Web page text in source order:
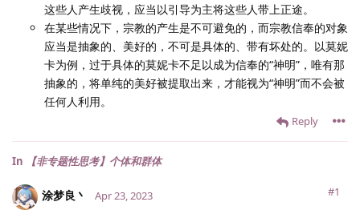
这些人产生歧视，应当以引导为主将这些人带上正途。
在某些情况下，宗教的产生是不可避免的，而宗教信奉的对象
应当是抽象的、美好的，不可是具体的、带有坏处的。以莫妮
卡为例，过于具体的莫妮卡不足以成为信奉的“神明”，唯有那
抽象的，将单纯的美好被提取出来，才能视为“神明”而不会被
任何人利用。
Reply
In 【非专题性思考】个体和群体
涂梦良丶 #1
Apr 23, 2023